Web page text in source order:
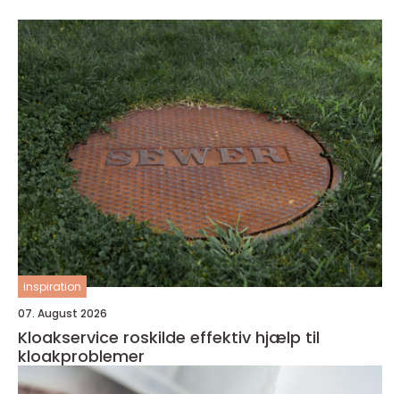
inspiration
07. August 2026
Kloakservice roskilde effektiv hjælp til
kloakproblemer